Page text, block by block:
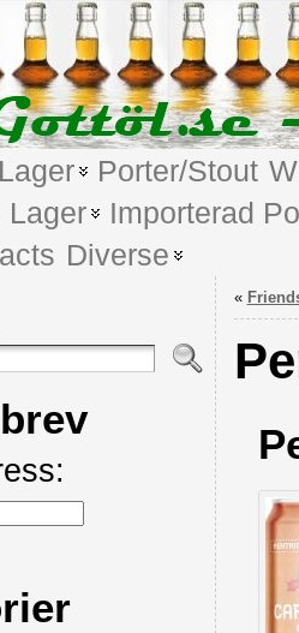
Lager Porter/Stout
Lager
Importerad
Diverse
«